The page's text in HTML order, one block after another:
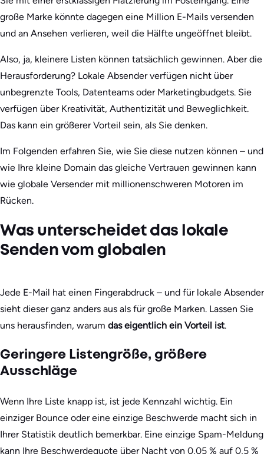
große Marke könnte dagegen eine Million E-Mails versenden
und an Ansehen verlieren, weil die Hälfte ungeöffnet bleibt.
Also, ja, kleinere Listen können tatsächlich gewinnen. Aber die
Herausforderung? Lokale Absender verfügen nicht über
unbegrenzte Tools, Datenteams oder Marketingbudgets. Sie
verfügen über Kreativität, Authentizität und Beweglichkeit.
Das kann ein größerer Vorteil sein, als Sie denken.
Im Folgenden erfahren Sie, wie Sie diese nutzen können – und
wie Ihre kleine Domain das gleiche Vertrauen gewinnen kann
wie globale Versender mit millionenschweren Motoren im
Rücken.
Was unterscheidet das lokale
Senden vom globalen
Jede E-Mail hat einen Fingerabdruck – und für lokale Absender
sieht dieser ganz anders aus als für große Marken. Lassen Sie
uns herausfinden, warum das eigentlich ein Vorteil ist.
Geringere Listengröße, größere
Ausschläge
Wenn Ihre Liste knapp ist, ist jede Kennzahl wichtig. Ein
einziger Bounce oder eine einzige Beschwerde macht sich in
Ihrer Statistik deutlich bemerkbar. Eine einzige Spam-Meldung
kann Ihre Beschwerdequote über Nacht von 0,05 % auf 0,5 %